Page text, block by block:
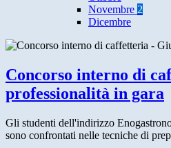
Novembre 2
Dicembre
Concorso interno di
professionalità in gara
Gli studenti dell'indirizzo
sono confrontati nelle tecniche di